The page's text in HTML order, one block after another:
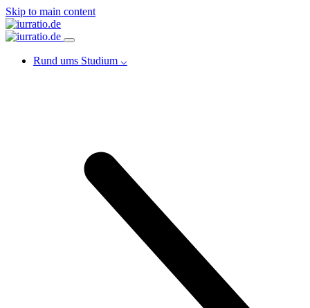
Skip to main content
Rund ums Studium ⌵